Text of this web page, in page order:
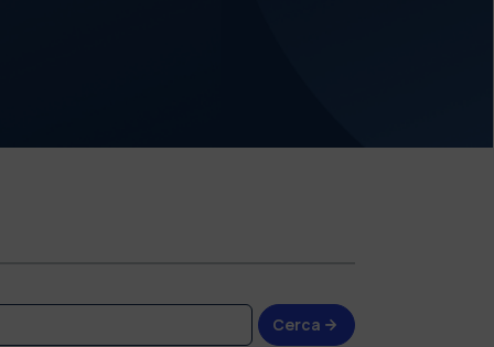
Cerca